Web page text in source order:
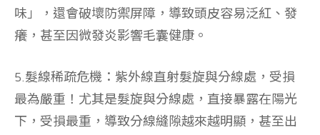
味」，還會破壞防禦屏障，導致頭皮容易泛紅、發
癢，甚至因微發炎影響毛囊健康。
5.髮線稀疏危機： 紫外線直射髮旋與分線處，受損
最為嚴重！尤其是髮旋與分線處，直接暴露在陽光
下，受損最重，導致分線縫隙越來越明顯，甚至出